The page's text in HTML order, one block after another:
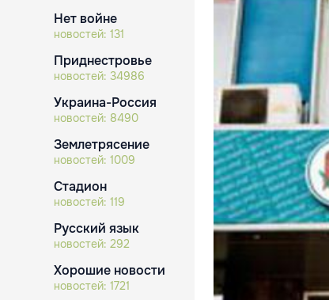
Нет войне
новостей: 131
Приднестровье
новостей: 34986
Украина-Россия
новостей: 8490
Землетрясение
новостей: 1009
Стадион
новостей: 119
Русский язык
новостей: 292
Хорошие новости
новостей: 1721